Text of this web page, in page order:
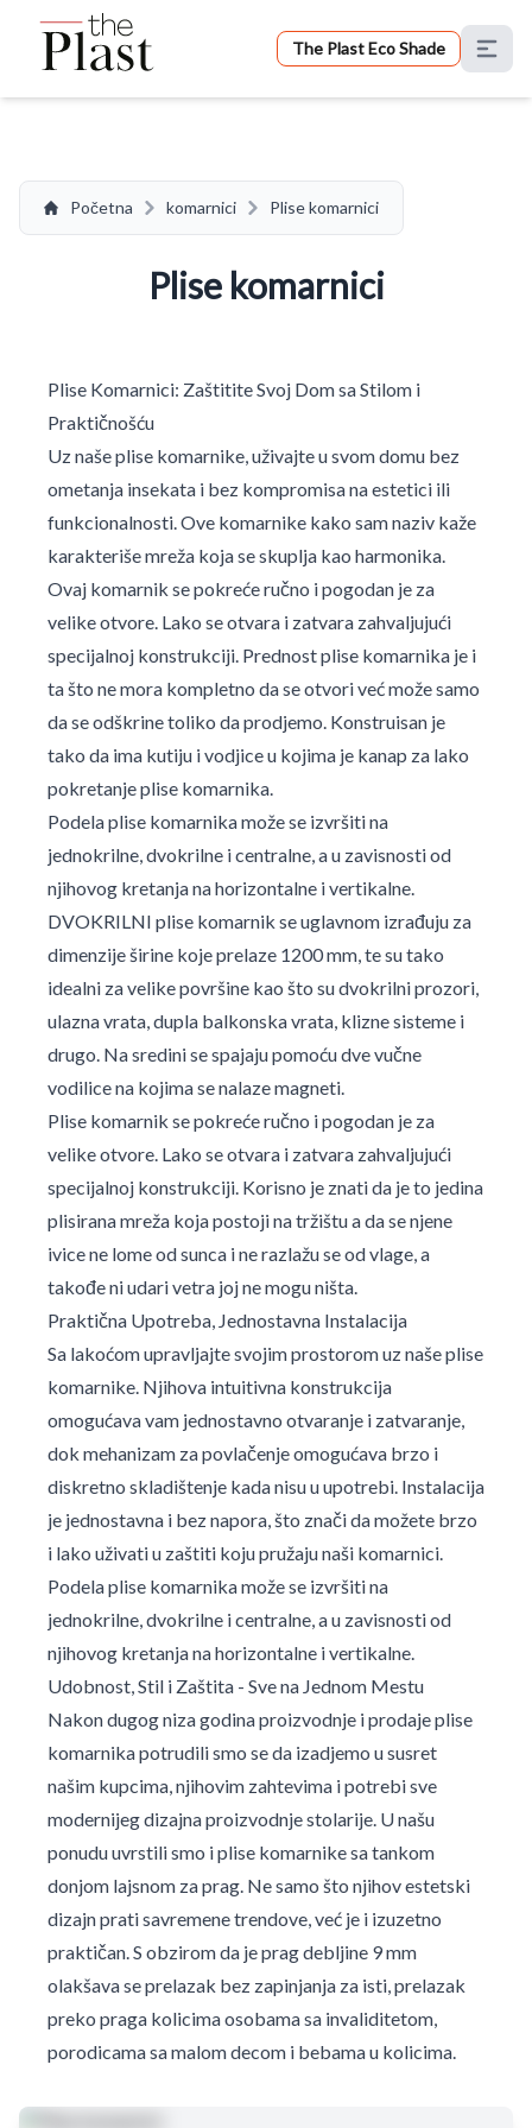
The Plast Eco Shade
Početna komarnici Plise komarnici
Plise komarnici
Plise Komarnici: Zaštitite Svoj Dom sa Stilom i
Praktičnošću
Uz naše plise komarnike, uživajte u svom domu bez
ometanja insekata i bez kompromisa na estetici ili
funkcionalnosti. Ove komarnike kako sam naziv kaže
karakteriše mreža koja se skuplja kao harmonika.
Ovaj komarnik se pokreće ručno i pogodan je za
velike otvore. Lako se otvara i zatvara zahvaljujući
specijalnoj konstrukciji. Prednost plise komarnika je i
ta što ne mora kompletno da se otvori već može samo
da se odškrine toliko da prodjemo. Konstruisan je
tako da ima kutiju i vodjice u kojima je kanap za lako
pokretanje plise komarnika.
Podela plise komarnika može se izvršiti na
jednokrilne, dvokrilne i centralne, a u zavisnosti od
njihovog kretanja na horizontalne i vertikalne.
DVOKRILNI plise komarnik se uglavnom izrađuju za
dimenzije širine koje prelaze 1200 mm, te su tako
idealni za velike površine kao što su dvokrilni prozori,
ulazna vrata, dupla balkonska vrata, klizne sisteme i
drugo. Na sredini se spajaju pomoću dve vučne
vodilice na kojima se nalaze magneti.
Plise komarnik se pokreće ručno i pogodan je za
velike otvore. Lako se otvara i zatvara zahvaljujući
specijalnoj konstrukciji. Korisno je znati da je to jedina
plisirana mreža koja postoji na tržištu a da se njene
ivice ne lome od sunca i ne razlažu se od vlage, a
takođe ni udari vetra joj ne mogu ništa.
Praktična Upotreba, Jednostavna Instalacija
Sa lakoćom upravljajte svojim prostorom uz naše plise
komarnike. Njihova intuitivna konstrukcija
omogućava vam jednostavno otvaranje i zatvaranje,
dok mehanizam za povlačenje omogućava brzo i
diskretno skladištenje kada nisu u upotrebi. Instalacija
je jednostavna i bez napora, što znači da možete brzo
i lako uživati u zaštiti koju pružaju naši komarnici.
Podela plise komarnika može se izvršiti na
jednokrilne, dvokrilne i centralne, a u zavisnosti od
njihovog kretanja na horizontalne i vertikalne.
Udobnost, Stil i Zaštita - Sve na Jednom Mestu
Nakon dugog niza godina proizvodnje i prodaje plise
komarnika potrudili smo se da izadjemo u susret
našim kupcima, njihovim zahtevima i potrebi sve
modernijeg dizajna proizvodnje stolarije. U našu
ponudu uvrstili smo i plise komarnike sa tankom
donjom lajsnom za prag. Ne samo što njihov estetski
dizajn prati savremene trendove, već je i izuzetno
praktičan. S obzirom da je prag debljine 9 mm
olakšava se prelazak bez zapinjanja za isti, prelazak
preko praga kolicima osobama sa invaliditetom,
porodicama sa malom decom i bebama u kolicima.